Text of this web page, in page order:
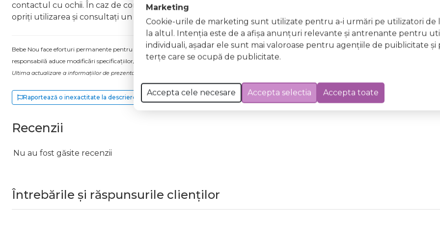
contactul cu ochii. În caz de contact, clătiți imediat cu apă Nu aplicați pe pielea iritată, rănită sau cu afecțiuni
opriți utilizarea și consultați un medic Nu inhalați produsul direct în timpul aplicării
Bebe Nou face eforturi permanente pentru a păstra informațiile actualizate. Excepții pentru care informațiile prezentate pot fi diferite față de cele ale
responsabilă aduce modificări specificațiilor/etichetei acestuia, fără a ne informa în prealabil. În cazul apariției unor diferențe, prevalează informația de
Ultima actualizare a informațiilor de prezentare pentru Apa de parfum intensa Royal Tiare, LPDO, Unisex, 30ml a fost efectuată la data de 09.08.2026
Raportează o inexactitate la descriere
Recenzii
Nu au fost găsite recenzii
Întrebările și răspunsurile clienților
Marketing
Cookie-urile de marketing sunt utilizate pentru a-i urmări pe utilizatori de
la altul. Intenţia este de a afişa anunţuri relevante şi antrenante pentru
individuali, aşadar ele sunt mai valoroase pentru agenţiile de puiblicitate şi
terţe care se ocupă de publicitate.
Accepta cele necesare Accepta selectia Accepta toate